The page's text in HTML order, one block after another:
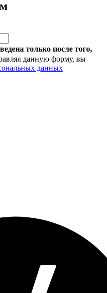
только после того,
данную форму, вы
данных